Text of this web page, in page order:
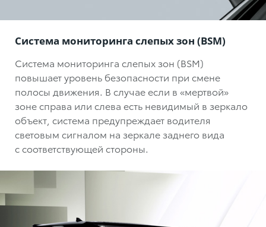
Система мониторинга слепых зон (BSM)
Система мониторинга слепых зон (BSM)
повышает уровень безопасности при смене
полосы движения. В случае если в «мертвой»
зоне справа или слева есть невидимый в зеркало
объект, система предупреждает водителя
световым сигналом на зеркале заднего вида
с соответствующей стороны.